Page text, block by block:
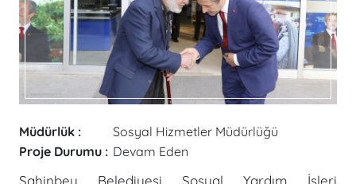
Müdürlük :
Sosyal Hizmetler Müdürlüğü
Proje Durumu : Devam Eden
Şahinbey Belediyesi Sosyal Yardım İşleri